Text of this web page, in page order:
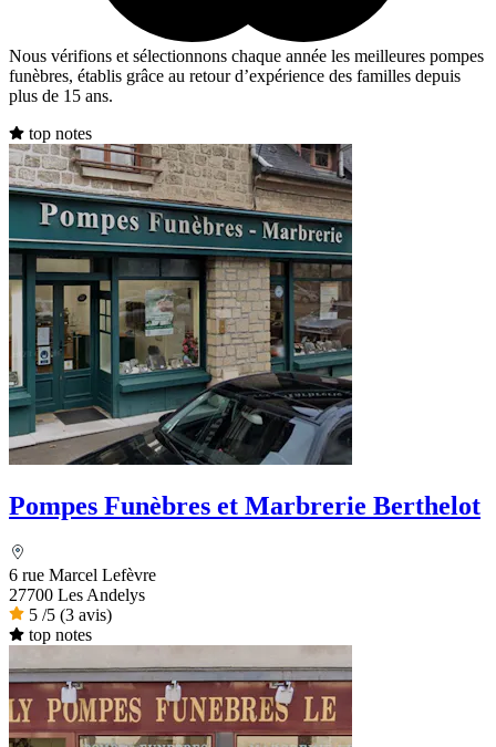
Nous vérifions et sélectionnons chaque année les meilleures pompes
funèbres, établis grâce au retour d’expérience des familles depuis
plus de 15 ans.
top notes
Pompes Funèbres et Marbrerie Berthelot
6 rue Marcel Lefèvre
27700 Les Andelys
5 /5 (3 avis)
top notes